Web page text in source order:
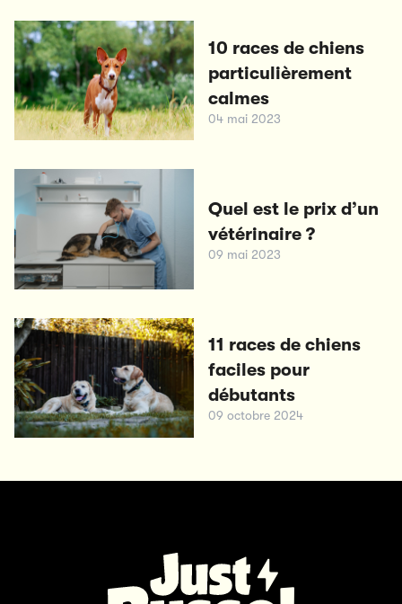
10 races de chiens
particulièrement
calmes
04 mai 2023
Quel est le prix d’un
vétérinaire ?
09 mai 2023
11 races de chiens
faciles pour
débutants
09 octobre 2024